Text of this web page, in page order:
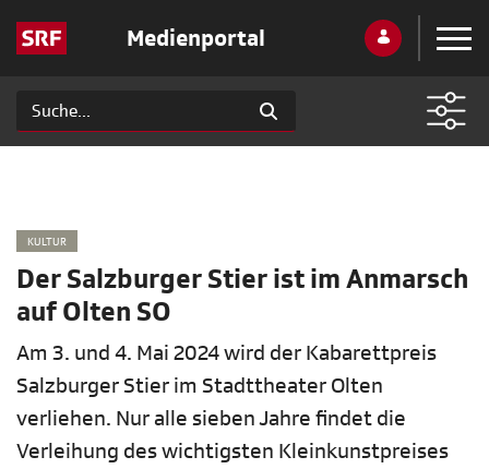
Medienportal
KULTUR
Der Salzburger Stier ist im Anmarsch
auf Olten SO
Am 3. und 4. Mai 2024 wird der Kabarettpreis
Salzburger Stier im Stadttheater Olten
verliehen. Nur alle sieben Jahre findet die
Verleihung des wichtigsten Kleinkunstpreises